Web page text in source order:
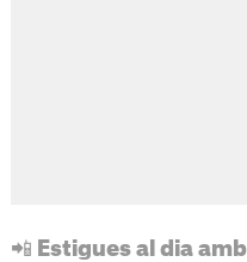
📲 Estigues al dia